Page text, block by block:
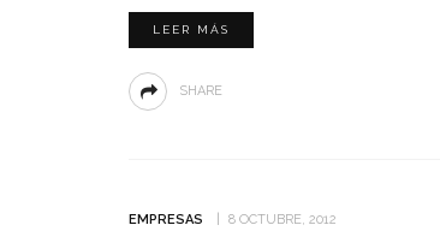
LEER MÁS
SHARE
EMPRESAS 8 OCTUBRE, 2012